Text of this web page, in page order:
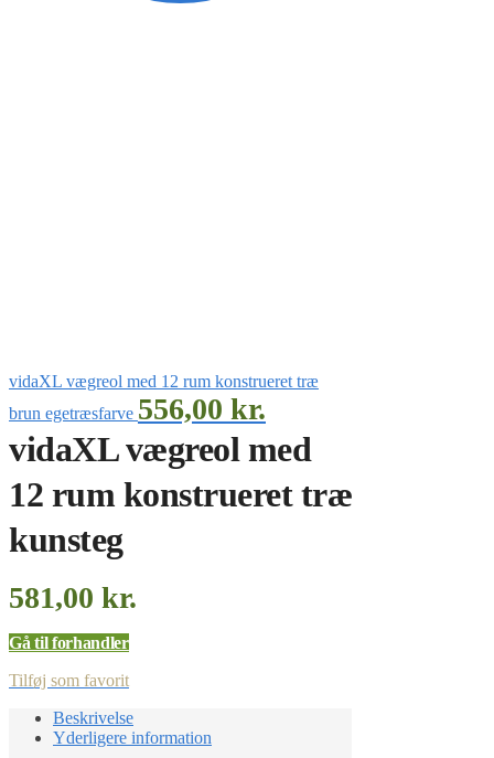
vidaXL vægreol med 12 rum konstrueret træ
brun egetræsfarve 556,00 kr.
vidaXL vægreol med
12 rum konstrueret træ
kunsteg
581,00 kr.
Gå til forhandler
Tilføj som favorit
Beskrivelse
Yderligere information